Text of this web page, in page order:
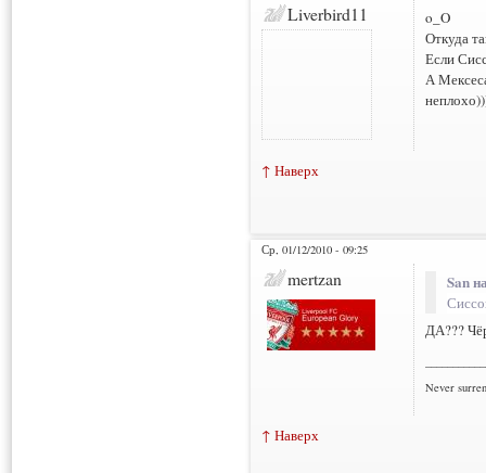
Liverbird11
o_O
Откуда
Если
А
↑ Наверх
Ср, 01/12/2010 - 09:25
mertzan San
ДА???
Never
↑ Наверх